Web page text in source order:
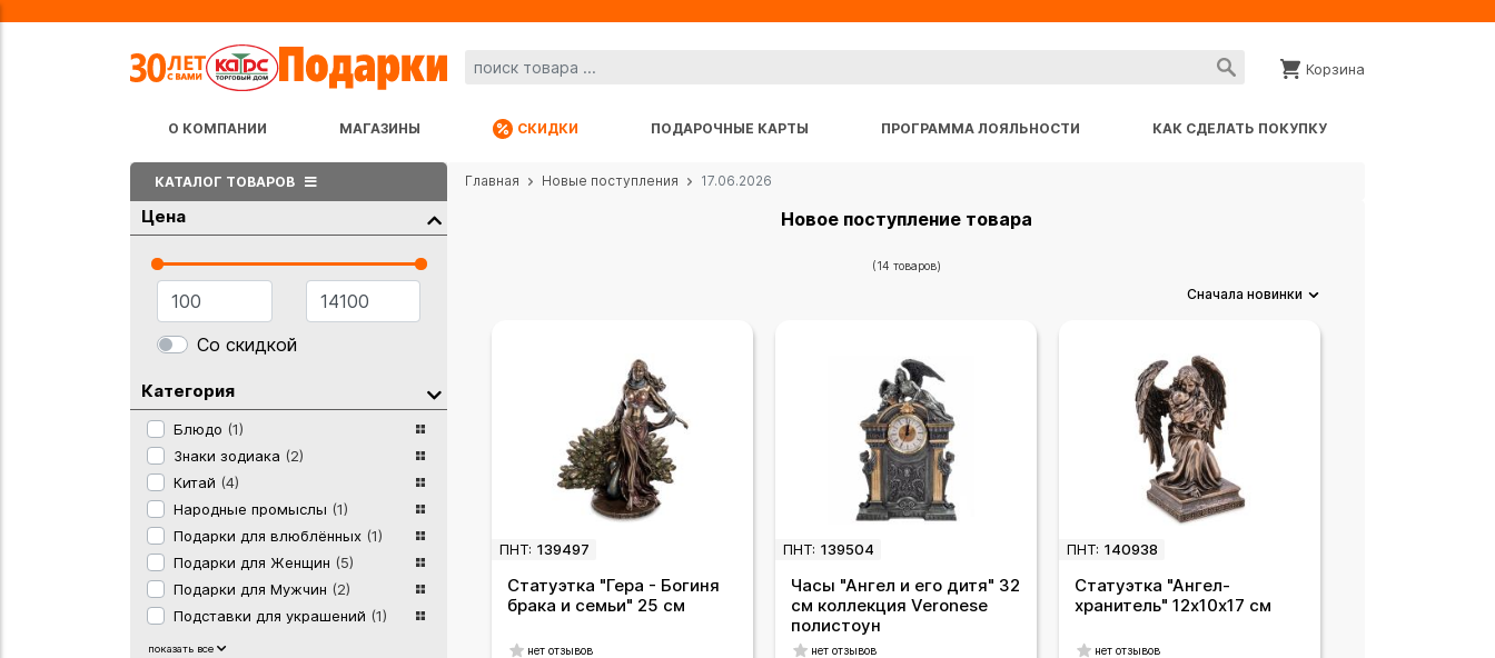
Корзина
О КОМПАНИИ МАГАЗИНЫ СКИДКИ ПОДАРОЧНЫЕ КАРТЫ ПРОГРАММА ЛОЯЛЬНОСТИ КАК СДЕЛАТЬ ПОКУПКУ
КАТАЛОГ ТОВАРОВ
Цена
Со скидкой
Категория
Блюдо (1)
Знаки зодиака (2)
Китай (4)
Народные промыслы (1)
Подарки для влюблённых (1)
Подарки для Женщин (5)
Подарки для Мужчин (2)
Подставки для украшений (1)
Статуэтки
показать все
Главная Новые поступления 17.06.2026
Новое поступление товара
(14 товаров)
Сначала новинки
ПНТ: 139497
Статуэтка "Гера - Богиня
брака и семьи" 25 см
нет отзывов
ПНТ: 139504
Часы "Ангел и его дитя" 32
см коллекция Veronese
полистоун
нет отзывов
ПНТ: 140938
Статуэтка "Ангел-
хранитель" 12х10х17 см
нет отзывов